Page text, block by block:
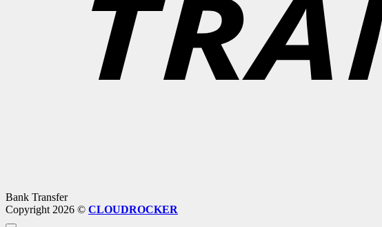
Bank Transfer
Copyright 2026 © CLOUDROCKER